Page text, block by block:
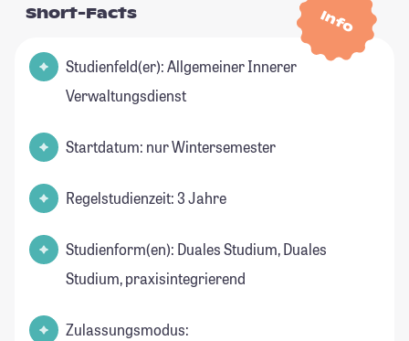
Info
Short-Facts
Studienfeld(er): Allgemeiner Innerer
Verwaltungsdienst
Startdatum: nur Wintersemester
Regelstudienzeit: 3 Jahre
Studienform(en): Duales Studium, Duales
Studium, praxisintegrierend
Zulassungsmodus: